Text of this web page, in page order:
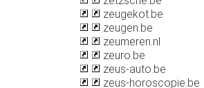
zeugekot.be
zeugen.be
zeumeren.nl
zeuro.be
zeus-auto.be
zeus-horoscopie.be